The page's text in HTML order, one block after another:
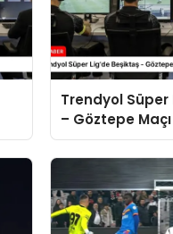
Trendyol Süper
– Göztepe